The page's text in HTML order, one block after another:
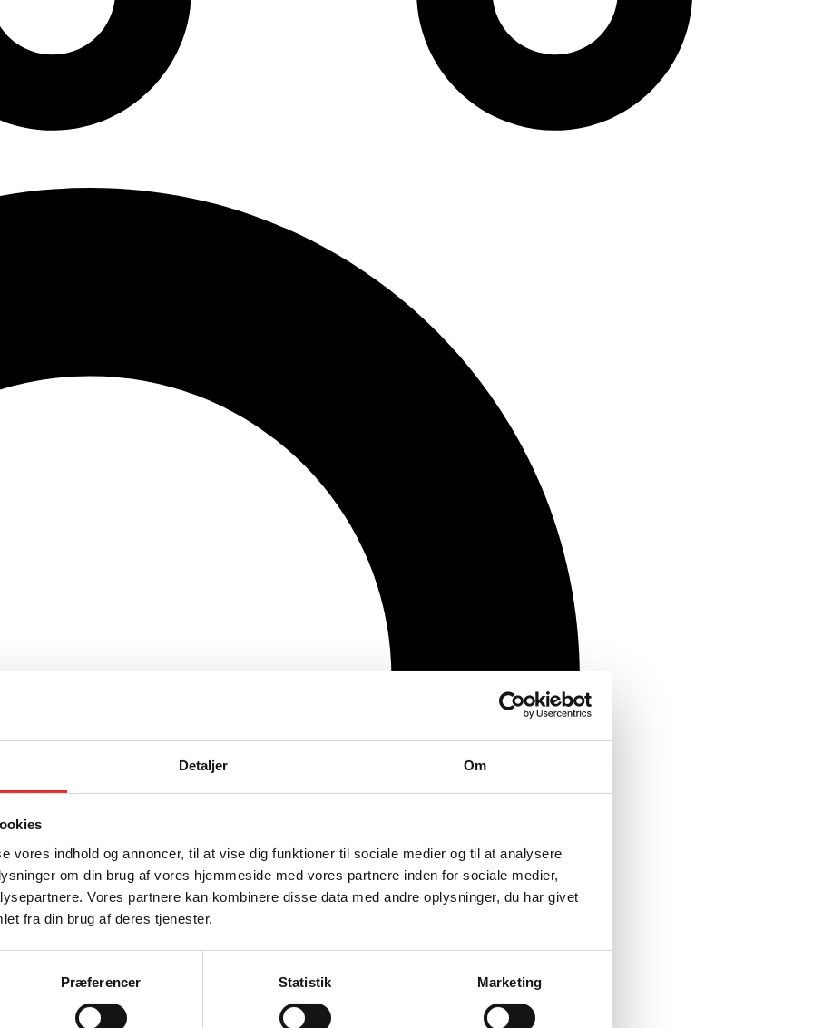
Detaljer Om
vores indhold og annoncer, til at vise dig funktioner til sociale medier og til at analysere
om din brug af vores hjemmeside med vores partnere inden for sociale medier,
Vores partnere kan kombinere disse data med andre oplysninger, du har givet
fra din brug af deres tjenester.
Præferencer Statistik Marketing